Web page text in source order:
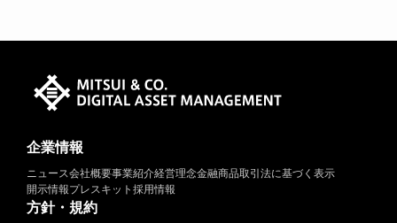
企業情報
ニュース会社概要事業紹介経営理念金融商品取引法に基づく表示
開示情報プレスキット採用情報
方針・規約